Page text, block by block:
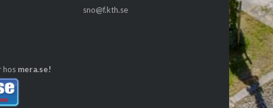
hos mera.se!
sno@f.kth.se